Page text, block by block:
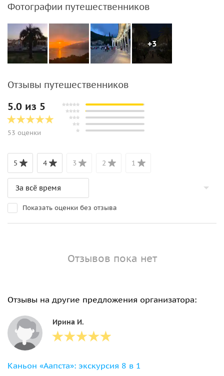
Фотографии путешественников
+3
Отзывы путешественников
5.0 из 5
53 оценки
5 4 3 2 1
Показать оценки без отзыва
Отзывов пока нет
Отзывы на другие предложения организатора:
Ирина И.
Каньон «Аапста»: экскурсия 8 в 1